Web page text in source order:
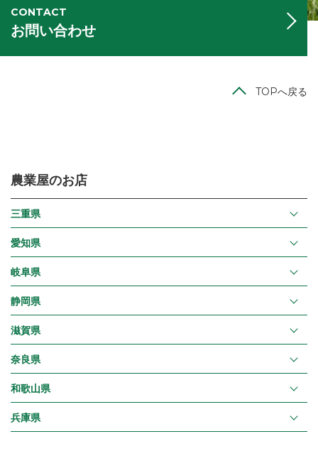
CONTACT
お問い合わせ
TOPへ戻る
農業屋のお店
三重県
愛知県
岐阜県
静岡県
滋賀県
奈良県
和歌山県
兵庫県